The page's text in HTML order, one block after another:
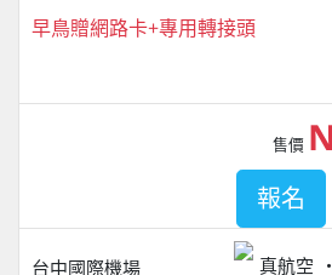
早鳥贈網路卡+專用轉接頭
台中國際機場 真航空
售價
報名